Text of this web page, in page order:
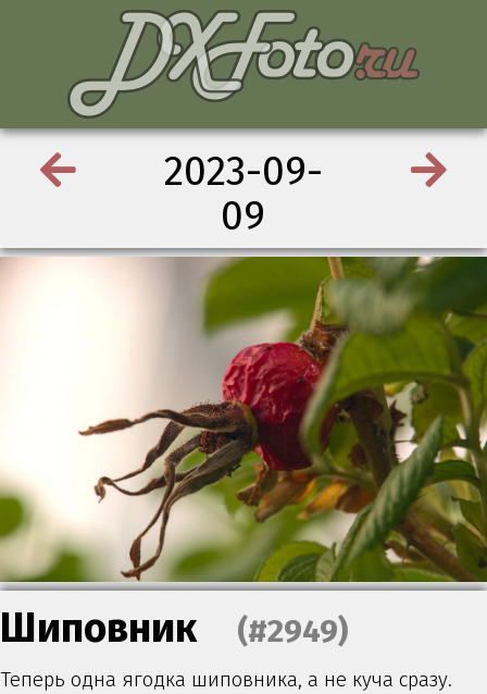
2023-09-
09
Шиповник (#2949)
Теперь одна ягодка шиповника, а не куча сразу.